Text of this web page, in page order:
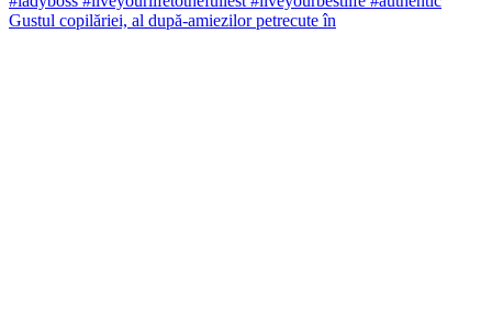
Gustul copilăriei, al după-amiezilor petrecute în